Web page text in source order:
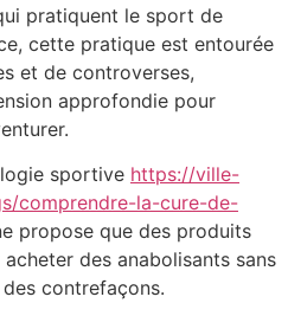
pratiquent le sport de
cette pratique est entourée
et de controverses,
approfondie pour
sportive https://ville-
comprendre-la-cure-de-
propose que des produits
des anabolisants sans
contrefaçons.